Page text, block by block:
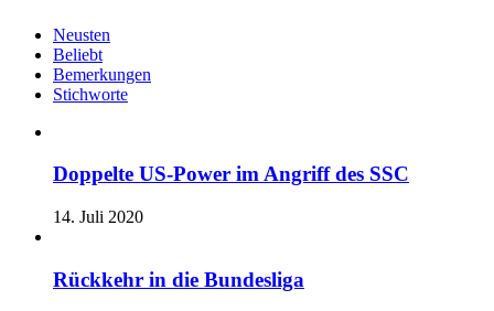
Neusten
Beliebt
Bemerkungen
Stichworte
Doppelte US-Power im Angriff des SSC
14. Juli 2020
Rückkehr in die Bundesliga